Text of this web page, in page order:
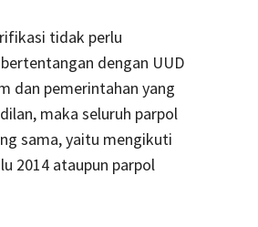
tidak perlu
dengan UUD
dan pemerintahan yang
maka seluruh parpol
sama, yaitu mengikuti
2014 ataupun parpol